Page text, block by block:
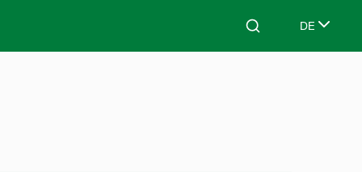
Search DE
Select